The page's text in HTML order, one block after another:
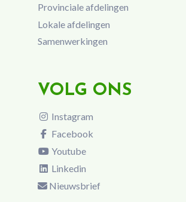
Provinciale afdelingen
Lokale afdelingen
Samenwerkingen
VOLG ONS
Instagram
Facebook
Youtube
Linkedin
Nieuwsbrief